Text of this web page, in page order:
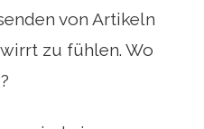
von Artikeln
zu fühlen. Wo